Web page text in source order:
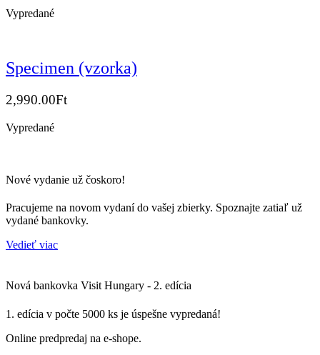
Vypredané
Specimen (vzorka)
2,990.00Ft
Vypredané
Nové vydanie už čoskoro!
Pracujeme na novom vydaní do vašej zbierky. Spoznajte zatiaľ už
vydané bankovky.
Vedieť viac
Nová bankovka Visit Hungary - 2. edícia
1. edícia v počte 5000 ks je úspešne vypredaná!
Online predpredaj na e-shope.